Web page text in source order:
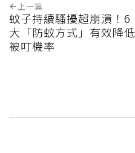
上一篇
蚊子持續騷擾超崩潰！6
大「防蚊方式」有效降低
被叮機率